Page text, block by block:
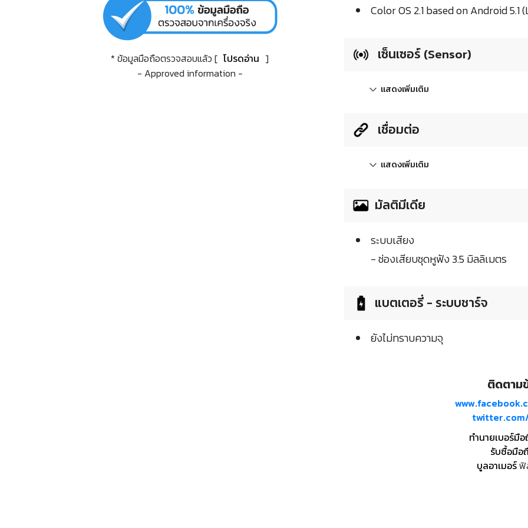
* ข้อมูลมือถือตรวจสอบแล้ว [ โปรดอ่าน ]
- Approved information -
Color OS 2.1 based on Android 5.1
เซ็นเซอร์ (Sensor)
แสดงเพิ่มเติม
เชื่อมต่อ
แสดงเพิ่มเติม
มัลติมีเดีย
ระบบเสียง
- ช่องเสียบชุดหูฟัง 3.5 มิลลิเมตร
แบตเตอรี่ - ระบบชาร์จ
ยังไม่ทราบความจุ
ติดตาม
ทำนายเบอร์มื
รับซื้อมือ
บูลอาเมอร์ฟิ